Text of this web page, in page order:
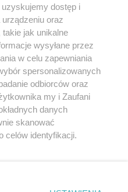
w jakikolwiek sposób (w
na jakimkolwiek polu
z umieszczaniem w
praw. Jakiekolwiek użycie lub
części z naruszeniem prawa,
pod groźbą kary i może być
dostęp i
oraz
jak unikalne
wysyłane przez
w celu zapewniania
spersonalizowanych
odbiorców oraz
my i Zaufani
danych
skanować
celów identyfikacji.
ustawień prywatności